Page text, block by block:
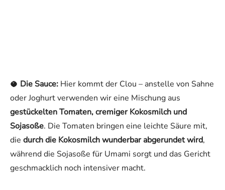
🥥 Die Sauce: Hier kommt der Clou – anstelle von Sahne
oder Joghurt verwenden wir eine Mischung aus
gestückelten Tomaten, cremiger Kokosmilch und
Sojasoße. Die Tomaten bringen eine leichte Säure mit,
die durch die Kokosmilch wunderbar abgerundet wird,
während die Sojasoße für Umami sorgt und das Gericht
geschmacklich noch intensiver macht.